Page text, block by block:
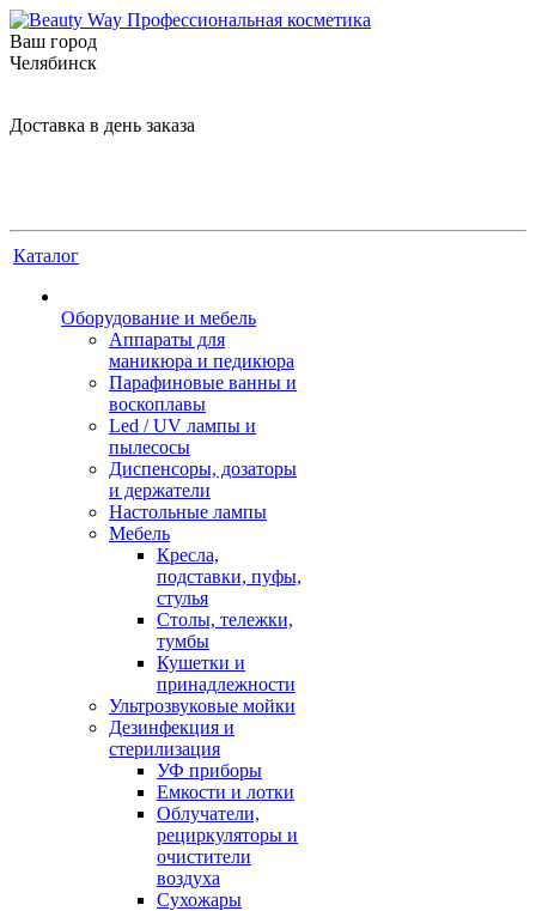
Ваш город
Челябинск
Доставка в день заказа
Каталог
Оборудование и мебель
Аппараты для
маникюра и педикюра
Парафиновые ванны и
воскоплавы
Led / UV лампы и
пылесосы
Диспенсоры, дозаторы
и держатели
Настольные лампы
Мебель
Кресла,
подставки, пуфы,
стулья
Столы, тележки,
тумбы
Кушетки и
принадлежности
Ультрозвуковые мойки
Дезинфекция и
стерилизация
УФ приборы
Емкости и лотки
Облучатели,
рециркуляторы и
очистители
воздуха
Сухожары